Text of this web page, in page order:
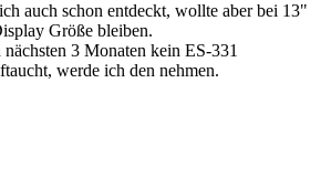
auch schon entdeckt, wollte aber bei 13"
Größe bleiben.
3 Monaten kein ES-331
werde ich den nehmen.